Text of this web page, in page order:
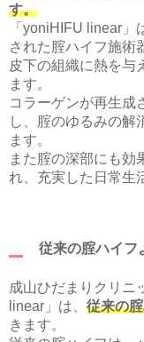
す。
「yoniHIFU linear
された腟ハイフ施術
皮下の組織に熱を与
ます。
コラーゲンが再生成
し、腟のゆるみの解
ます。
また腟の深部にも効
れ、充実した日常生
従来の腟ハイフ
成山ひだまりクリニ
linear」は、 従来の
きます。